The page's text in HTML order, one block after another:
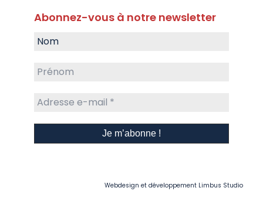
Abonnez-vous à notre newsletter
Webdesign et développement Limbus Studio